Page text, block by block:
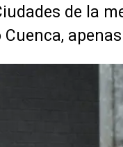
de la
Cuenca,